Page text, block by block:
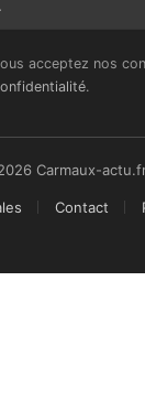
acceptez nos
.
Carmaux-
Contact